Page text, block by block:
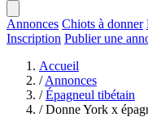
Annonces Chiots à donner
Inscription Publier une
Accueil
/ Annonces
/ Épagneul tibétain
/ Donne York x